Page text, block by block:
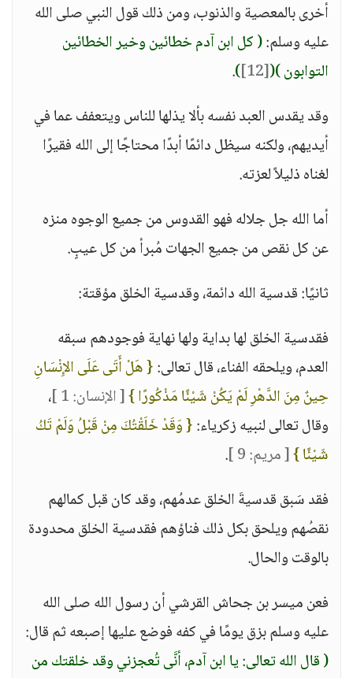
أخرى بالمعصية والذنوب، ومن ذلك قول النبي صلى الله
عليه وسلم:( كل ابن آدم خطائين وخير الخطائين
التوابون )(
[12]
)
.
وقد يقدس العبد نفسه بألا يذلها للناس ويتعفف عما في
أيديهم، ولكنه سيظل دائمًا أبدًا محتاجًا إلى الله فقيرًا
لغناه ذليلاً لعزته.
أما الله جل جلاله فهو القدوس من جميع الوجوه منزه
عن كل نقص من جميع الجهات مُبرأ من كل عيبٍ.
ثانيًا: قدسية الله دائمة، وقدسية الخلق مؤقتة:
فقدسية الخلق لها بداية ولها نهاية فوجودهم سبقه
العدم، ويلحقه الفناء، قال تعالى:{ هَلْ أَتَى عَلَى الإِنْسَانِ
حِينٌ مِنَ الدَّهْرِ لَمْ يَكُنْ شَيْئًا مَذْكُورًا }[ الإنسان: 1 ]
،
وقال تعالى لنبيه زكرياء:{ وَقَدْ خَلَقْتُكَ مِنْ قَبْلُ وَلَمْ تَكُ
شَيْئًا }[ مريم: 9 ]
.
فقد سَبق قدسيةَ الخلق عدمُهم، وقد كان قبل كمالهم
نقصُهم ويلحق بكل ذلك فناؤهم فقدسية الخلق محدودة
بالوقت والحال.
فعن ميسر بن جحاش القرشي أن رسول الله صلى الله
عليه وسلم بزق يومًا في كفه فوضع عليها إصبعه ثم قال:
( قال الله تعالى: يا ابن آدم، أنَّى تُعجزني وقد خلقتك من